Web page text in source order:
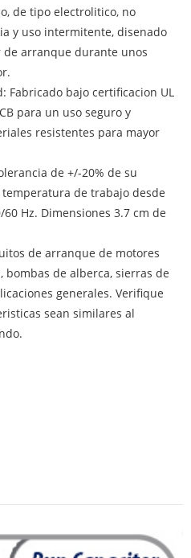
de tipo electrolitico, no
y uso intermitente, disenado
arranque durante unos
Fabricado bajo certificacion UL
para un uso seguro y
resistentes para mayor
de +/-20% de su
de trabajo desde
Hz. Dimensiones 3.7 cm de
de arranque de motores
bombas de alberca, sierras de
generales. Verifique
sean similares al